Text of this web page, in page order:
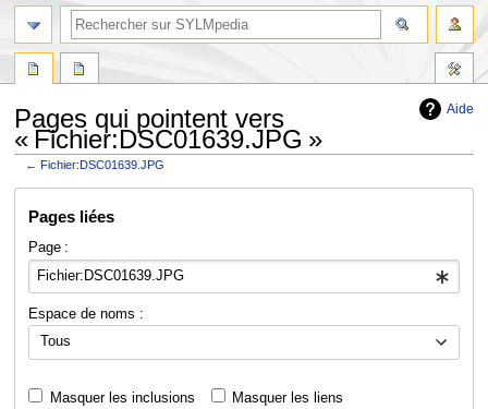
Aide
Pages qui pointent vers
« Fichier:DSC01639.JPG »
←Fichier:DSC01639.JPG
navigation
recherche
Pages liées
Page :
Espace de noms :
Tous
Masquer les inclusions Masquer les liens